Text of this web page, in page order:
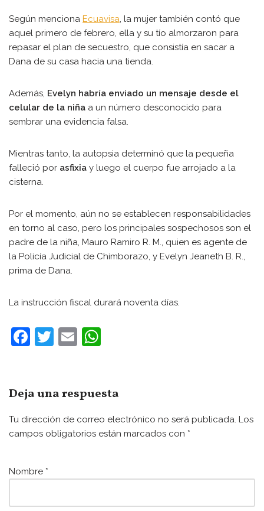
Según menciona Ecuavisa, la mujer también contó que
aquel primero de febrero, ella y su tío almorzaron para
repasar el plan de secuestro, que consistía en sacar a
Dana de su casa hacia una tienda.
Además, Evelyn habría enviado un mensaje desde el
celular de la niña a un número desconocido para
sembrar una evidencia falsa.
Mientras tanto, la autopsia determinó que la pequeña
falleció por asfixia y luego el cuerpo fue arrojado a la
cisterna.
Por el momento, aún no se establecen responsabilidades
en torno al caso, pero los principales sospechosos son el
padre de la niña, Mauro Ramiro R. M., quien es agente de
la Policía Judicial de Chimborazo, y Evelyn Jeaneth B. R.,
prima de Dana.
La instrucción fiscal durará noventa días.
F
e
b
o
k
T
er
E
l
s
A
p
Deja una respuesta
Tu dirección de correo electrónico no será publicada. Los
campos obligatorios están marcados con *
Nombre *